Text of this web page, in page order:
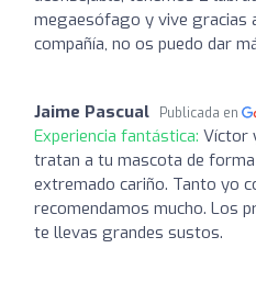
megaesófago y vive gracias
compañía, no os puedo dar
Jaime Pascual Publicada en
Experiencia fantástica: Víctor
tratan a tu mascota de
extremado cariño. Tanto yo
recomendamos mucho. Los
te llevas grandes sustos.